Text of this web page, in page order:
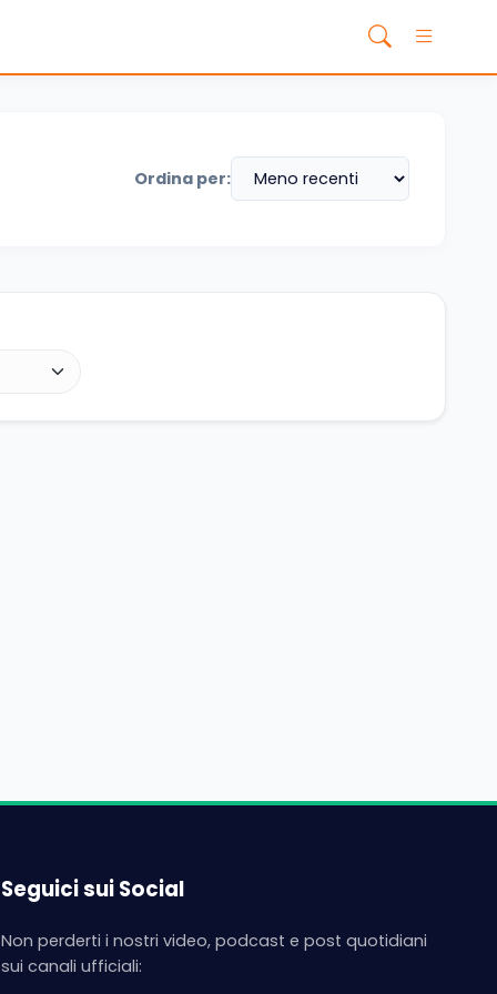
Ordina per:
Seguici sui Social
Non perderti i nostri video, podcast e post quotidiani
sui canali ufficiali: